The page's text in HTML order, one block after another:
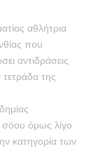
αθλήτρια
που
αντιδράσεις
της
όμως λίγο
κατηγορία των